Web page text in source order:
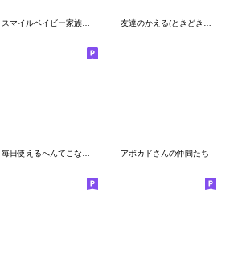
スマイルベイビー家族で使えるスタンプ 友達のかえる(ときどきごりら)
アボカドさんの仲間たち